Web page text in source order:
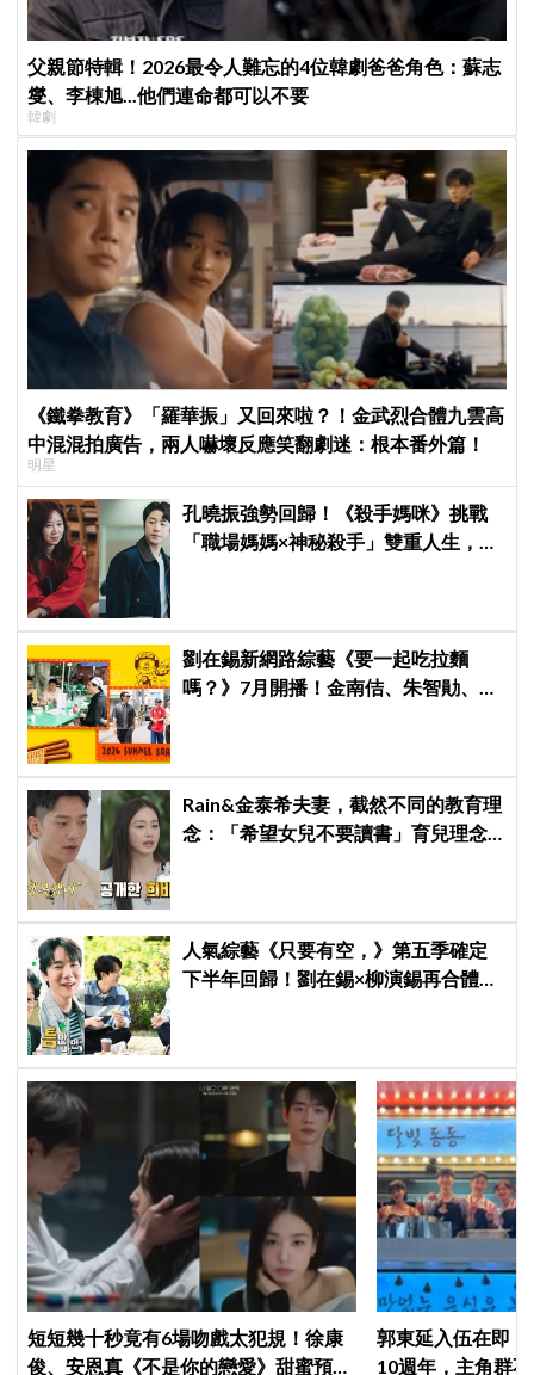
父親節特輯！2026最令人難忘的4位韓劇爸爸角色：蘇志
燮、李棟旭...他們連命都可以不要
韓劇
《鐵拳教育》「羅華振」又回來啦？！金武烈合體九雲高
中混混拍廣告，兩人嚇壞反應笑翻劇迷：根本番外篇！
明星
孔曉振強勢回歸！《殺手媽咪》挑戰
「職場媽媽×神秘殺手」雙重人生，與
劉在錫新網路綜藝《要一起吃拉麵
嗎？》7月開播！金南佶、朱智勛、尹
Rain&金泰希夫妻，截然不同的教育理
念：「希望女兒不要讀書」育兒理念
人氣綜藝《只要有空，》第五季確定
下半年回歸！劉在錫×柳演錫再合體，
短短幾十秒竟有6場吻戲太犯規！徐康
俊、安恩真《不是你的戀愛》甜蜜預告
郭東延入伍在即
10週年，主角群